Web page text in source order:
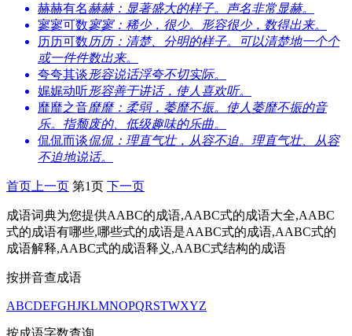
赫赫有名赫赫：显著盛大的样子。声名非常显赫。
寥寥可数寥寥：稀少，很少。形容很少，数得出来。
历历可数历历：清楚、分明的样子。可以清楚地一个个
或一件件数出来。
夸夸其谈形容说话浮夸不切实际。
娓娓动听形容善于讲话，使人喜欢听。
靡靡之音靡靡：柔弱，萎靡不振。使人萎靡不振的音
乐。指颓废的、低级趣味的乐曲。
侃侃而谈侃侃：理直气壮，从容不迫。理直气壮、从容
不迫地说话。
首页 上一页 第1页 下一页
成语词典为您提供AABC的成语,AABC式的成语大全,AABC
式的成语有哪些,哪些式的成语是AABC式的成语,AABC式的
成语解释,AABC式的成语释义,AABC式结构的成语
按拼音查成语
ABCDEFGHJKLMNOPQRSTWXYZ
按成语字数查询